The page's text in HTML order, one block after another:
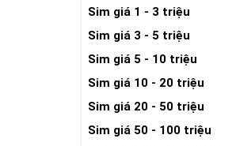
Sim giá 1 - 3 triệu
Sim giá 3 - 5 triệu
Sim giá 5 - 10 triệu
Sim giá 10 - 20 triệu
Sim giá 20 - 50 triệu
Sim giá 50 - 100 triệu